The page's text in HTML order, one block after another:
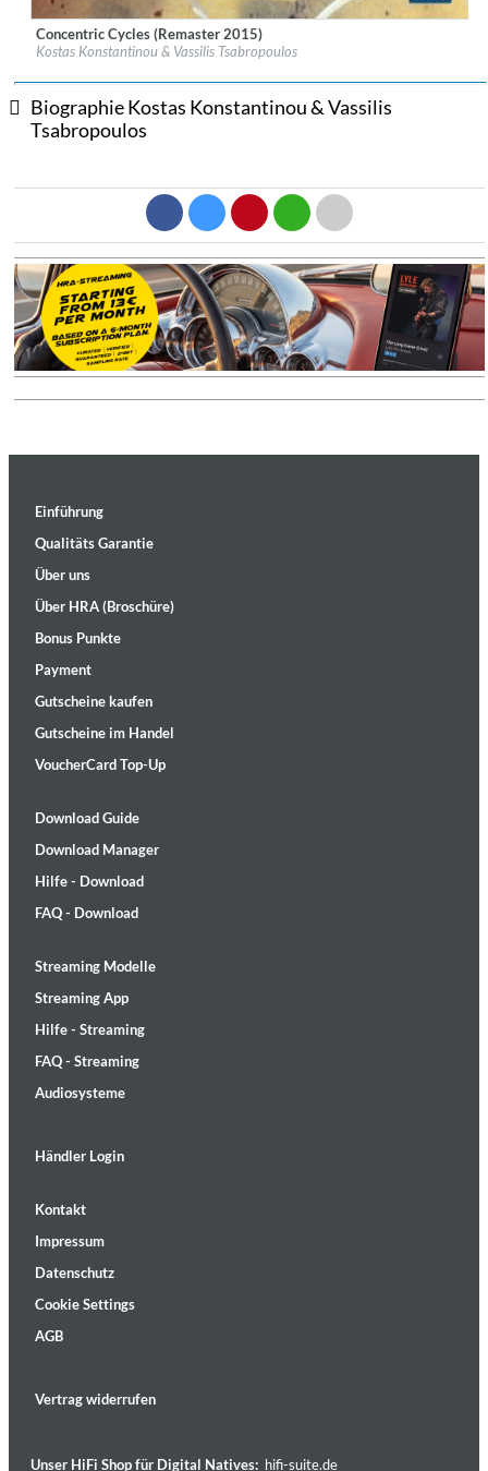
Label:Nabel Records
Genre: Jazz
Concentric Cycles (Remaster 2015)
Kostas Konstantinou & Vassilis Tsabropoulos
Biographie Kostas Konstantinou & Vassilis
Tsabropoulos
Einführung
Qualitäts Garantie
Über uns
Über HRA (Broschüre)
Bonus Punkte
Payment
Gutscheine kaufen
Gutscheine im Handel
VoucherCard Top-Up
Download Guide
Download Manager
Hilfe - Download
FAQ - Download
Streaming Modelle
Streaming App
Hilfe - Streaming
FAQ - Streaming
Audiosysteme
Händler Login
Kontakt
Impressum
Datenschutz
Cookie Settings
AGB
Vertrag widerrufen
Unser HiFi Shop für Digital Natives: hifi-suite.de